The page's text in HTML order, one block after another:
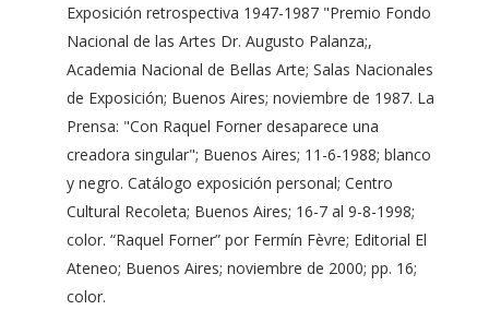
Exposición retrospectiva 1947-1987 "Premio Fondo
Nacional de las Artes Dr. Augusto Palanza;,
Academia Nacional de Bellas Arte; Salas Nacionales
de Exposición; Buenos Aires; noviembre de 1987. La
Prensa: "Con Raquel Forner desaparece una
creadora singular"; Buenos Aires; 11-6-1988; blanco
y negro. Catálogo exposición personal; Centro
Cultural Recoleta; Buenos Aires; 16-7 al 9-8-1998;
color. “Raquel Forner” por Fermín Fèvre; Editorial El
Ateneo; Buenos Aires; noviembre de 2000; pp. 16;
color.